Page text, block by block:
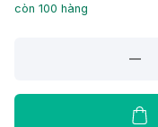
còn 100 hàng
Galaxy